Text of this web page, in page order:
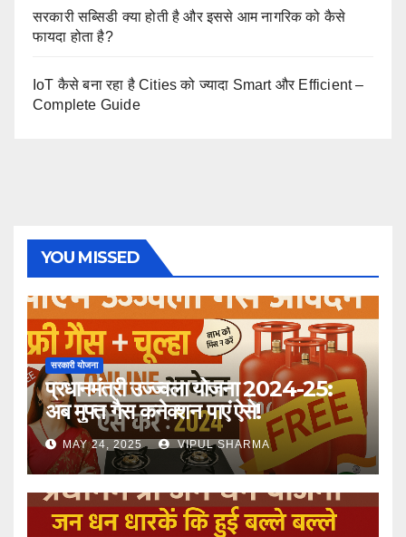
सरकारी सब्सिडी क्या होती है और इससे आम नागरिक को कैसे
फायदा होता है?
IoT कैसे बना रहा है Cities को ज्यादा Smart और Efficient –
Complete Guide
YOU MISSED
सरकारी योजना
प्रधानमंत्री उज्ज्वला योजना 2024-25:
अब मुफ्त गैस कनेक्शन पाएं ऐसे!
MAY 24, 2025 VIPUL SHARMA